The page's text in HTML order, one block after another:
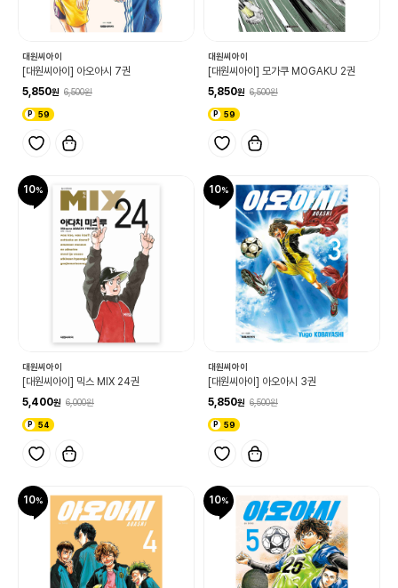
대원씨아이
[대원씨아이] 아오아시 7권
5,850
6,500
59
대원씨아이
[대원씨아이] 모가쿠 MOGAKU 2권
5,850
6,500
59
10
대원씨아이
[대원씨아이] 믹스 MIX 24권
5,400
6,000
54
10
대원씨아이
[대원씨아이] 아오아시 3권
5,850
6,500
59
10 10